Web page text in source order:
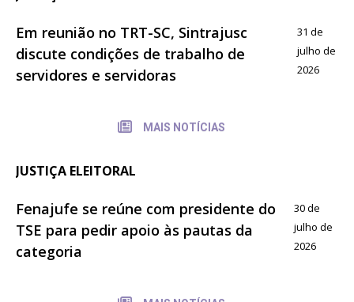
Em reunião no TRT-SC, Sintrajusc
discute condições de trabalho de
servidores e servidoras
31 de
julho de
2026
MAIS NOTÍCIAS
JUSTIÇA ELEITORAL
Fenajufe se reúne com presidente do
TSE para pedir apoio às pautas da
categoria
30 de
julho de
2026